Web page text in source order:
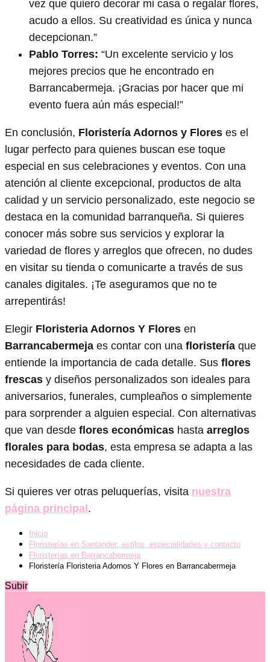
vez que quiero decorar mi casa o regalar flores,
acudo a ellos. Su creatividad es única y nunca
decepcionan.”
Pablo Torres: “Un excelente servicio y los
mejores precios que he encontrado en
Barrancabermeja. ¡Gracias por hacer que mi
evento fuera aún más especial!”
En conclusión, Floristería Adornos y Flores es el
lugar perfecto para quienes buscan ese toque
especial en sus celebraciones y eventos. Con una
atención al cliente excepcional, productos de alta
calidad y un servicio personalizado, este negocio se
destaca en la comunidad barranqueña. Si quieres
conocer más sobre sus servicios y explorar la
variedad de flores y arreglos que ofrecen, no dudes
en visitar su tienda o comunicarte a través de sus
canales digitales. ¡Te aseguramos que no te
arrepentirás!
Elegir Floristeria Adornos Y Flores en
Barrancabermeja es contar con una floristería que
entiende la importancia de cada detalle. Sus flores
frescas y diseños personalizados son ideales para
aniversarios, funerales, cumpleaños o simplemente
para sorprender a alguien especial. Con alternativas
que van desde flores económicas hasta arreglos
florales para bodas, esta empresa se adapta a las
necesidades de cada cliente.
Si quieres ver otras peluquerías, visita nuestra
página principal.
Inicio
Floristerías en Santander: estilos, especialidades y contacto
Floristerías en Barrancabermeja
Floristería Floristeria Adornos Y Flores en Barrancabermeja
Subir